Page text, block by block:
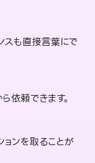
スも直接言葉にで
依頼できます。
ンを取ることが